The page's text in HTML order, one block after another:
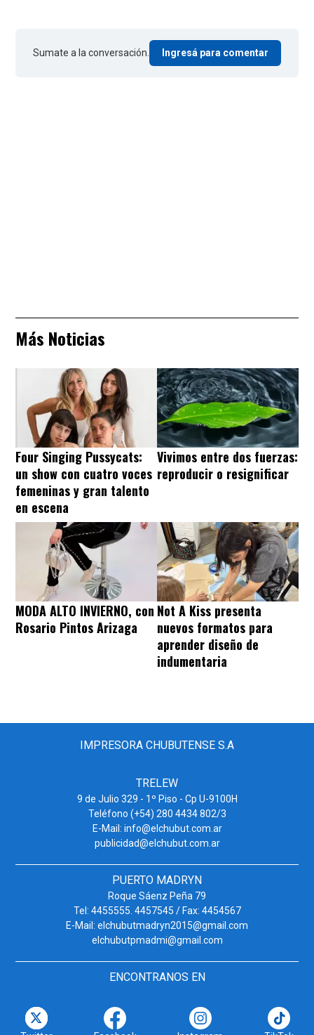
Sumate a la conversación. Ingresá para comentar
Más Noticias
Four Singing Pussycats:
un show con cuatro voces
femeninas y gran talento
en escena
Vivimos entre dos fuerzas:
reproducir o resignificar
MODA ALTO INVIERNO, con
Rosario Pintos Arizaga
Not A Kiss presenta
nuevos formatos para
aprender diseño de
indumentaria
IMPRESORA CHUBUTENSE S.A
TRELEW
9 de Julio 329 - 1º Piso - Cp U-9100H
Teléfono (+54) 280 4434 802/3
E-Mail: info@elchubut.com.ar
publicidad@elchubut.com.ar
PUERTO MADRYN
Roque Sáenz Peña 79
Tel: 4455555. 4457545 / Fax: 4454567
E-Mail: elchubutmadryn2015@gmail.com
elchubutpmadmi@gmail.com
ENCONTRANOS EN